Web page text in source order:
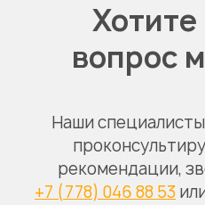
Хотите
вопрос
Наши
рекомендации,
+7 (778) 046 88 53